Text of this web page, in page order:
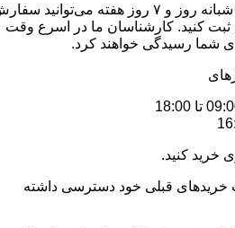
بله. شما در ۲۴ ساعت شبانه روز و ۷ روز هفته می‌‏توانید
ثبت کنید. کارشناسان ما در اسرع وقت
شما رسیدگی خواهند کرد.
خرید کنید.
خریدهای قبلی خود دسترسی داشته